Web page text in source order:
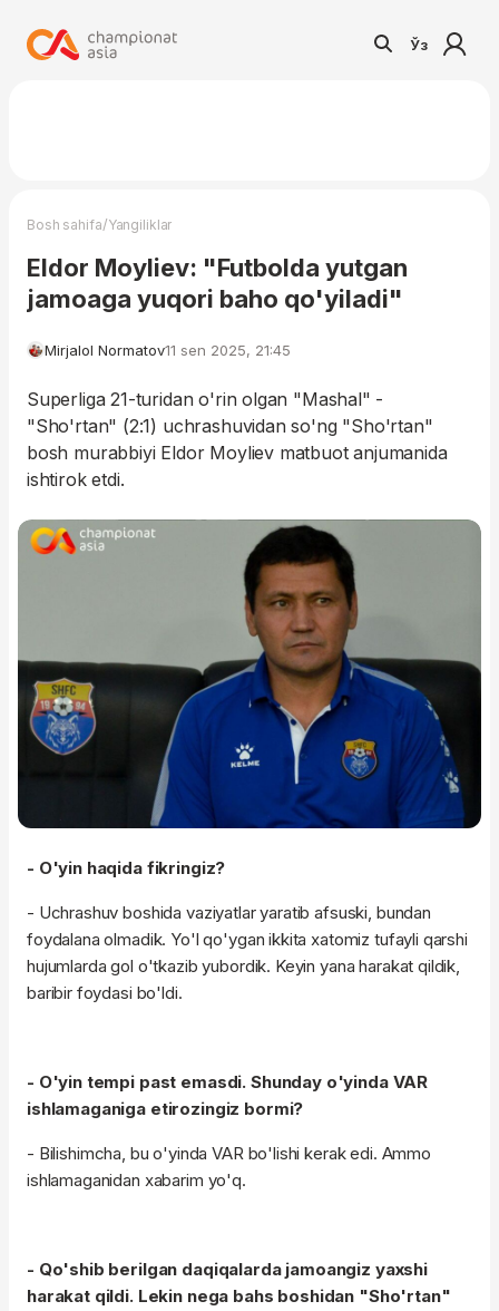
Ўз
Bosh sahifa/Yangiliklar
Eldor Moyliev: "Futbolda yutgan
jamoaga yuqori baho qo'yiladi"
Mirjalol Normatov11 sen 2025, 21:45
Superliga 21-turidan o'rin olgan "Mashal" -
"Sho'rtan" (2:1) uchrashuvidan so'ng "Sho'rtan"
bosh murabbiyi Eldor Moyliev matbuot anjumanida
ishtirok etdi.
- O'yin haqida fikringiz?
- Uchrashuv boshida vaziyatlar yaratib afsuski, bundan
foydalana olmadik. Yo'l qo'ygan ikkita xatomiz tufayli qarshi
hujumlarda gol o'tkazib yubordik. Keyin yana harakat qildik,
baribir foydasi bo'ldi.
- O'yin tempi past emasdi. Shunday o'yinda VAR
ishlamaganiga etirozingiz bormi?
- Bilishimcha, bu o'yinda VAR bo'lishi kerak edi. Ammo
ishlamaganidan xabarim yo'q.
- Qo'shib berilgan daqiqalarda jamoangiz yaxshi
harakat qildi. Lekin nega bahs boshidan "Sho'rtan"